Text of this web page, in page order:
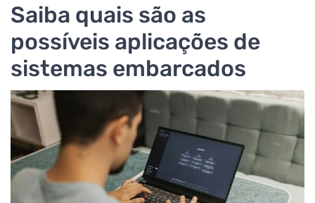
Saiba quais são as
possíveis aplicações de
sistemas embarcados